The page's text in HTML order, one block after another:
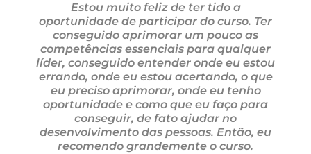
Estou muito feliz de ter tido a
oportunidade de participar do curso. Ter
conseguido aprimorar um pouco as
competências essenciais para qualquer
líder, conseguido entender onde eu estou
errando, onde eu estou acertando, o que
eu preciso aprimorar, onde eu tenho
oportunidade e como que eu faço para
conseguir, de fato ajudar no
desenvolvimento das pessoas. Então, eu
recomendo grandemente o curso.